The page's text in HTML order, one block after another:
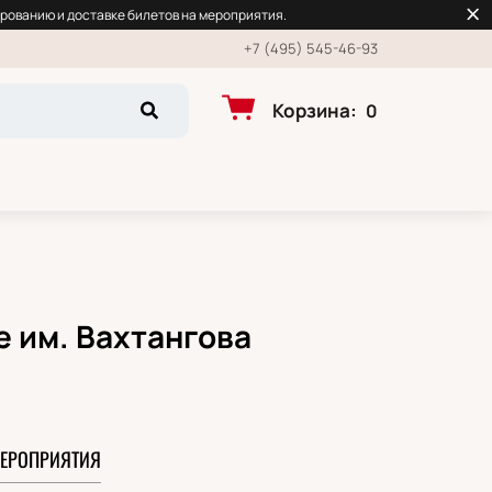
и доставке билетов на мероприятия.
+7 (495) 545-46-93
Корзина: 0
им. Вахтангова